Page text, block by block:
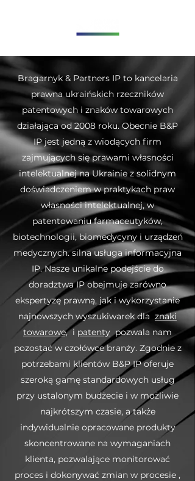
Bragarnyk & Partners IP to kancelaria
prawna ukraińskich rzeczników
patentowych i znaków towarowych
działająca od 2008 roku. Obecnie B&P
IP jest jedną z wiodących firm
zajmujących się prawami własności
intelektualnej na Ukrainie z solidnym
doświadczeniem w praktykach praw
własności intelektualnej, w
patentowaniu farmaceutyków,
biotechnologii, biomedycyny i urządzeń
medycznych. silna usługa informacyjna
IP. Nasze unikalne podejście do
doradztwa IP obejmuje zarówno
ekspertyzę prawną, jak i wykorzystanie
najnowszych wyszukiwarek dla znaki
towarowe,i patenty pozwala nam
pozostać w czołówce branży. Zgodnie z
potrzebami klientów B&P IP oferuje
szeroką gamę standardowych usług
przy ustalonym budżecie i w możliwie
najkrótszym czasie, a także
indywidualnie opracowane produkty
skoncentrowane na wymaganiach
klienta, pozwalające monitorować
proces i dokonywać zmian w procesie ,